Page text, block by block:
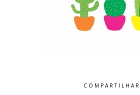
COMPARTILHAR